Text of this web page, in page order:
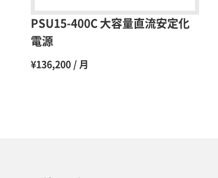
PSU15-400C 大容量直流安定化
電源
¥136,200 / 月